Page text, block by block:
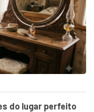
do lugar perfeito